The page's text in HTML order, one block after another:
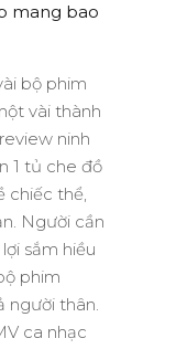
mang bao
bộ phim
vài thành
ninh
1 tủ che đồ
chiếc thể,
Người cần
sắm hiều
phim
người thân.
ca nhạc